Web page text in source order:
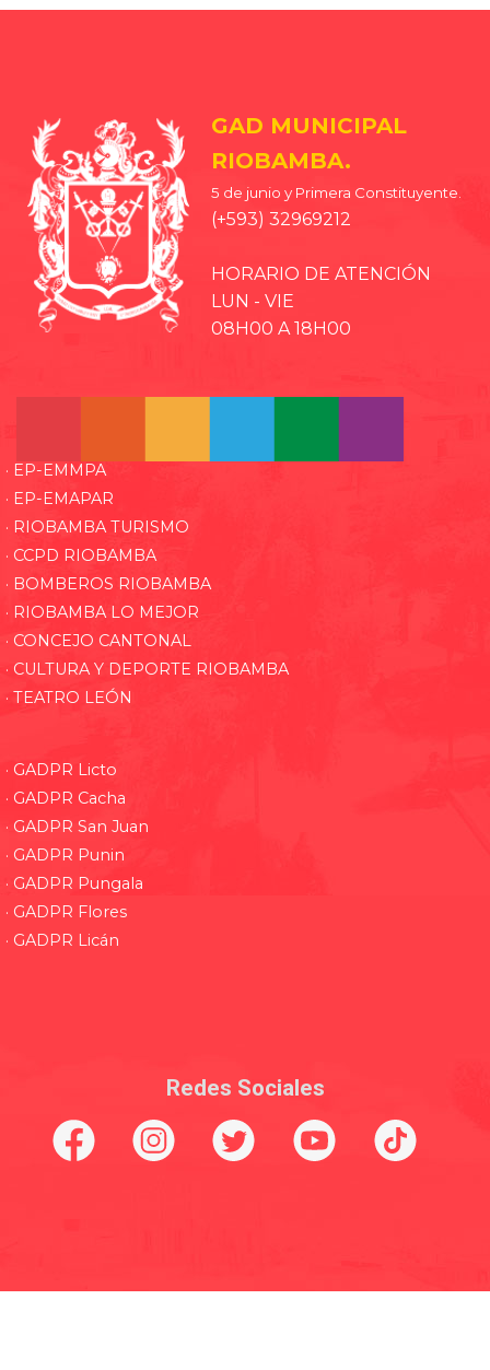
GAD MUNICIPAL
RIOBAMBA.
5 de junio y Primera Constituyente.
(+593) 32969212
HORARIO DE ATENCIÓN
LUN - VIE
08H00 A 18H00
· EP-EMMPA
· EP-EMAPAR
· RIOBAMBA TURISMO
· CCPD RIOBAMBA
· BOMBEROS RIOBAMBA
· RIOBAMBA LO MEJOR
· CONCEJO CANTONAL
· CULTURA Y DEPORTE RIOBAMBA
· TEATRO LEÓN
· GADPR Licto
· GADPR Cacha
· GADPR San Juan
· GADPR Punin
· GADPR Pungala
· GADPR Flores
· GADPR Licán
Redes Sociales